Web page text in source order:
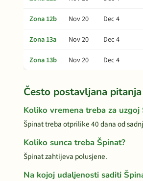
Zona 12b
Nov 20 Dec 4
Zona 13a
Nov 20 Dec 4
Zona 13b
Nov 20 Dec 4
Često postavljana pitanja
Koliko vremena treba za uzgoj
Špinat treba otprilike 40 dana od
Koliko sunca treba Špinat?
Špinat zahtijeva polusjene.
Na kojoj udaljenosti saditi